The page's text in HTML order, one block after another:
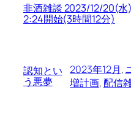
非酒雑談 2023/12/20(水)
2:24開始(3時間12分)
認知とい
う悪夢
2023年12月,
増計画, 配信